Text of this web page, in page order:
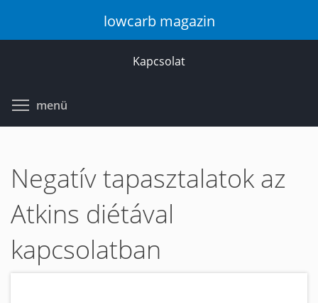
lowcarb magazin
Kapcsolat
menü
Negatív tapasztalatok az
Atkins diétával
kapcsolatban